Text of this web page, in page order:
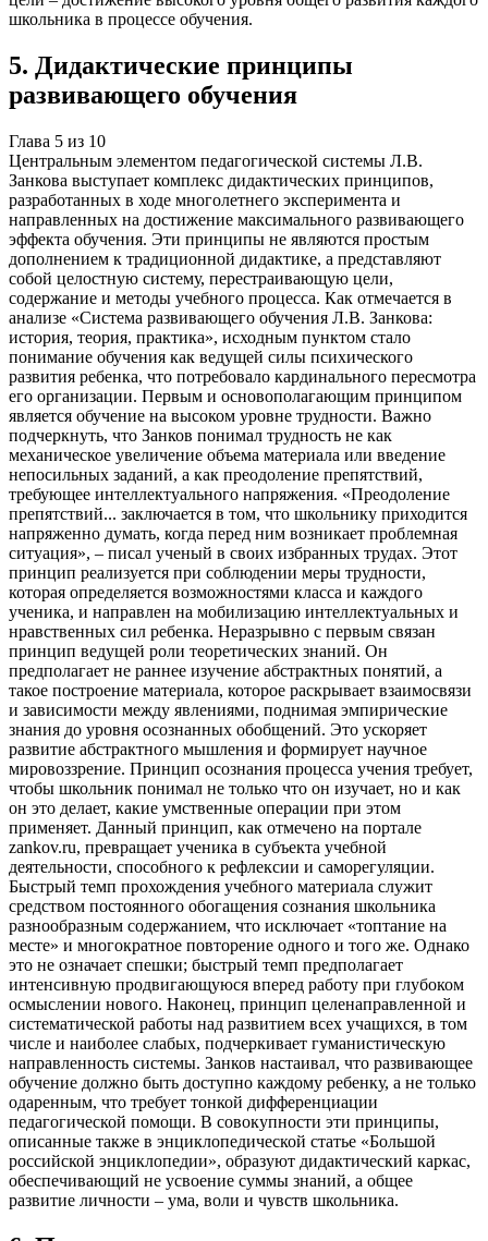
школьника в процессе обучения.
5. Дидактические принципы
развивающего обучения
Глава 5 из 10
Центральным элементом педагогической системы Л.В.
Занкова выступает комплекс дидактических принципов,
разработанных в ходе многолетнего эксперимента и
направленных на достижение максимального развивающего
эффекта обучения. Эти принципы не являются простым
дополнением к традиционной дидактике, а представляют
собой целостную систему, перестраивающую цели,
содержание и методы учебного процесса. Как отмечается в
анализе «Система развивающего обучения Л.В. Занкова:
история, теория, практика», исходным пунктом стало
понимание обучения как ведущей силы психического
развития ребенка, что потребовало кардинального пересмотра
его организации. Первым и основополагающим принципом
является обучение на высоком уровне трудности. Важно
подчеркнуть, что Занков понимал трудность не как
механическое увеличение объема материала или введение
непосильных заданий, а как преодоление препятствий,
требующее интеллектуального напряжения. «Преодоление
препятствий... заключается в том, что школьнику приходится
напряженно думать, когда перед ним возникает проблемная
ситуация», – писал ученый в своих избранных трудах. Этот
принцип реализуется при соблюдении меры трудности,
которая определяется возможностями класса и каждого
ученика, и направлен на мобилизацию интеллектуальных и
нравственных сил ребенка. Неразрывно с первым связан
принцип ведущей роли теоретических знаний. Он
предполагает не раннее изучение абстрактных понятий, а
такое построение материала, которое раскрывает взаимосвязи
и зависимости между явлениями, поднимая эмпирические
знания до уровня осознанных обобщений. Это ускоряет
развитие абстрактного мышления и формирует научное
мировоззрение. Принцип осознания процесса учения требует,
чтобы школьник понимал не только что он изучает, но и как
он это делает, какие умственные операции при этом
применяет. Данный принцип, как отмечено на портале
zankov.ru, превращает ученика в субъекта учебной
деятельности, способного к рефлексии и саморегуляции.
Быстрый темп прохождения учебного материала служит
средством постоянного обогащения сознания школьника
разнообразным содержанием, что исключает «топтание на
месте» и многократное повторение одного и того же. Однако
это не означает спешки; быстрый темп предполагает
интенсивную продвигающуюся вперед работу при глубоком
осмыслении нового. Наконец, принцип целенаправленной и
систематической работы над развитием всех учащихся, в том
числе и наиболее слабых, подчеркивает гуманистическую
направленность системы. Занков настаивал, что развивающее
обучение должно быть доступно каждому ребенку, а не только
одаренным, что требует тонкой дифференциации
педагогической помощи. В совокупности эти принципы,
описанные также в энциклопедической статье «Большой
российской энциклопедии», образуют дидактический каркас,
обеспечивающий не усвоение суммы знаний, а общее
развитие личности – ума, воли и чувств школьника.